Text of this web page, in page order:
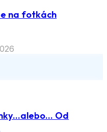
na fotkách
Od